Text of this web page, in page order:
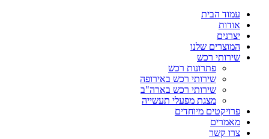
עמוד הבית
אודות
יצרנים
המוצרים שלנו
שירותי רכש
פתרונות רכש
שירותי רכש באירופה
שירותי רכש בארה"ב
מצגת מפעלי תעשייה
פרויקטים מיוחדים
מאמרים
צרו קשר